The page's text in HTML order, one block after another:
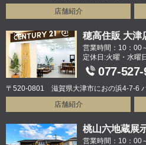
店舗紹介
穂高住販 大津
営業時間：10：00
定休日:火曜・水曜日
077-
〒520-0801 滋賀県大津市におの浜4-7-6
店舗紹介
桃山六地蔵展
営業時間：10：00